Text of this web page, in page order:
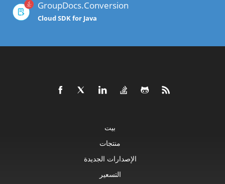
GroupDocs.Conversion
Cloud SDK for Java
بيت
منتجات
الإصدارات الجديدة
التسعير